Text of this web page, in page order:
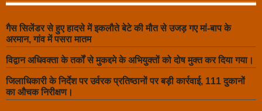
गैस सिलेंडर से हुए हादसे में इकलौते बेटे की मौत से उजड़ गए मां-बाप के
अरमान, गांव में पसरा मातम
विद्वान अधिवक्ता के तर्कों से मुकद्दमे के अभियुक्तों को दोष मुक्त कर दिया गया।
जिलाधिकारी के निर्देश पर उर्वरक प्रतिष्ठानों पर बड़ी कार्रवाई, 111 दुकानों
का औचक निरीक्षण।